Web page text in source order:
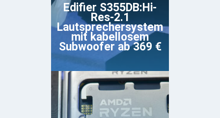
Edifier S355DB:Hi-
Res-2.1
Lautsprechersystem
mit kabellosem
Subwoofer ab 369 €